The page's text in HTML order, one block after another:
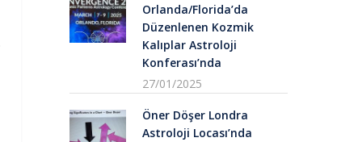
Orlanda/Florida’da
Düzenlenen Kozmik
Kalıplar Astroloji
Konferası’nda
27/01/2025
Öner Döşer Londra
Astroloji Locası’nda